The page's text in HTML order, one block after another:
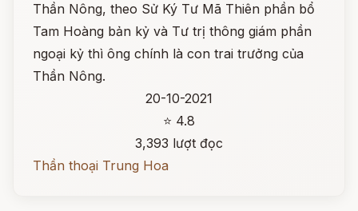
Thần Nông, theo Sử Ký Tư Mã Thiên phần bổ
Tam Hoàng bản kỷ và Tư trị thông giám phần
ngoại kỷ thì ông chính là con trai trưởng của
Thần Nông.
20-10-2021
⭐ 4.8
3,393 lượt đọc
Thần thoại Trung Hoa